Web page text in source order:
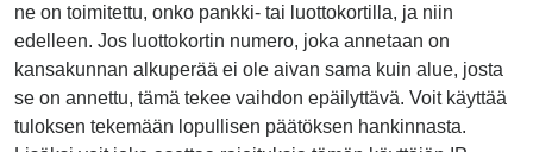
ne on toimitettu, onko pankki- tai luottokortilla, ja niin
edelleen. Jos luottokortin numero, joka annetaan on
kansakunnan alkuperää ei ole aivan sama kuin alue, josta
se on annettu, tämä tekee vaihdon epäilyttävä. Voit käyttää
tuloksen tekemään lopullisen päätöksen hankinnasta.